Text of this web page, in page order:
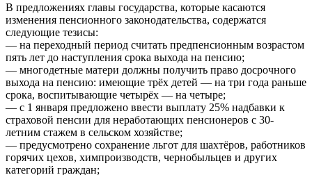
В предложениях главы государства, которые касаются
изменения пенсионного законодательства, содержатся
следующие тезисы:
— на переходный период считать предпенсионным возрастом
пять лет до наступления срока выхода на пенсию;
— многодетные матери должны получить право досрочного
выхода на пенсию: имеющие трёх детей — на три года раньше
срока, воспитывающие четырёх — на четыре;
— с 1 января предложено ввести выплату 25% надбавки к
страховой пенсии для неработающих пенсионеров с 30-
летним стажем в сельском хозяйстве;
— предусмотрено сохранение льгот для шахтёров, работников
горячих цехов, химпроизводств, чернобыльцев и других
категорий граждан;